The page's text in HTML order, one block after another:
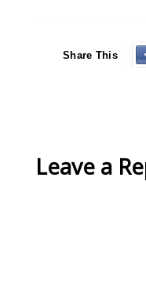
Share This
Leave a